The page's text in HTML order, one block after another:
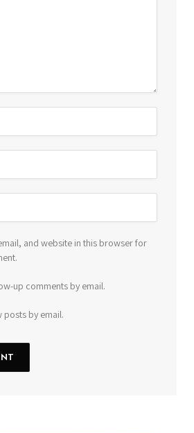
and website in this browser for
up comments by email.
posts by email.